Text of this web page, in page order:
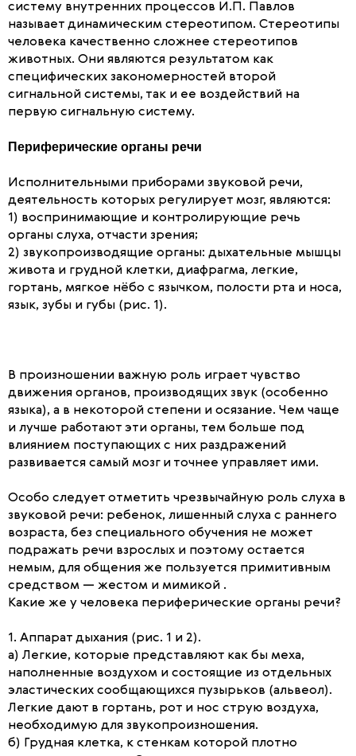
систему внутренних процессов И.П. Павлов
называет динамическим стереотипом. Стереотипы
человека качественно сложнее стереотипов
животных. Они являются результатом как
специфических закономерностей второй
сигнальной системы, так и ее воздействий на
первую сигнальную систему.
Периферические органы речи
Исполнительными приборами звуковой речи,
деятельность которых регулирует мозг, являются:
1) воспринимающие и контролирующие речь
органы слуха, отчасти зрения;
2) звукопроизводящие органы: дыхательные мышцы
живота и грудной клетки, диафрагма, легкие,
гортань, мягкое нёбо с язычком, полости рта и носа,
язык, зубы и губы (рис. 1).
В произношении важную роль играет чувство
движения органов, производящих звук (особенно
языка), а в некоторой степени и осязание. Чем чаще
и лучше работают эти органы, тем больше под
влиянием поступающих с них раздражений
развивается самый мозг и точнее управляет ими.
Особо следует отметить чрезвычайную роль слуха в
звуковой речи: ребенок, лишенный слуха с раннего
возраста, без специального обучения не может
подражать речи взрослых и поэтому остается
немым, для общения же пользуется примитивным
средством — жестом и мимикой .
Какие же у человека периферические органы речи?
1. Аппарат дыхания (рис. 1 и 2).
а) Легкие, которые представляют как бы меха,
наполненные воздухом и состоящие из отдельных
эластических сообщающихся пузырьков (альвеол).
Легкие дают в гортань, рот и нос струю воздуха,
необходимую для звукопроизношения.
б) Грудная клетка, к стенкам которой плотно